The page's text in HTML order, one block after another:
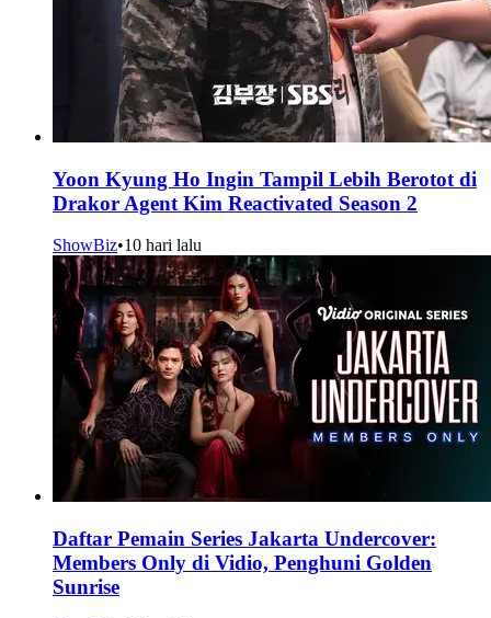
Yoon Kyung Ho Ingin Tampil Lebih Berotot di
Drakor Agent Kim Reactivated Season 2
ShowBiz•10 hari lalu
Daftar Pemain Series Jakarta Undercover:
Members Only di Vidio, Penghuni Golden
Sunrise